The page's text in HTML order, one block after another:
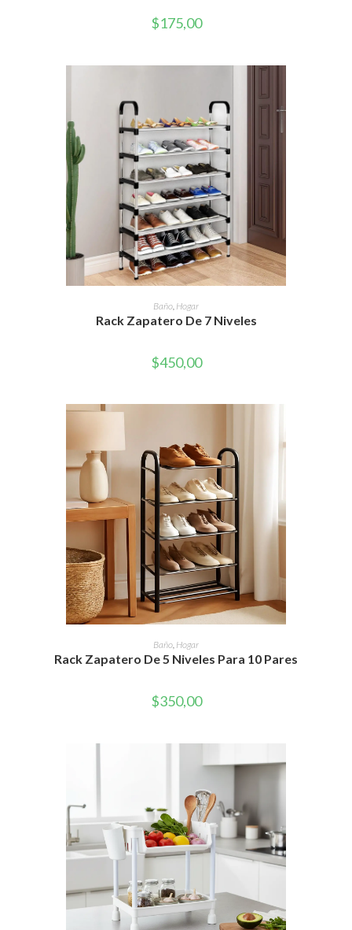
$175,00
AÑADIR AL CARRITO
Baño Hogar
Rack Zapatero De 7 Niveles
$450,00
AÑADIR AL CARRITO
Baño, Hogar
Rack Zapatero De 5 Niveles Para 10 Pares
$350,00